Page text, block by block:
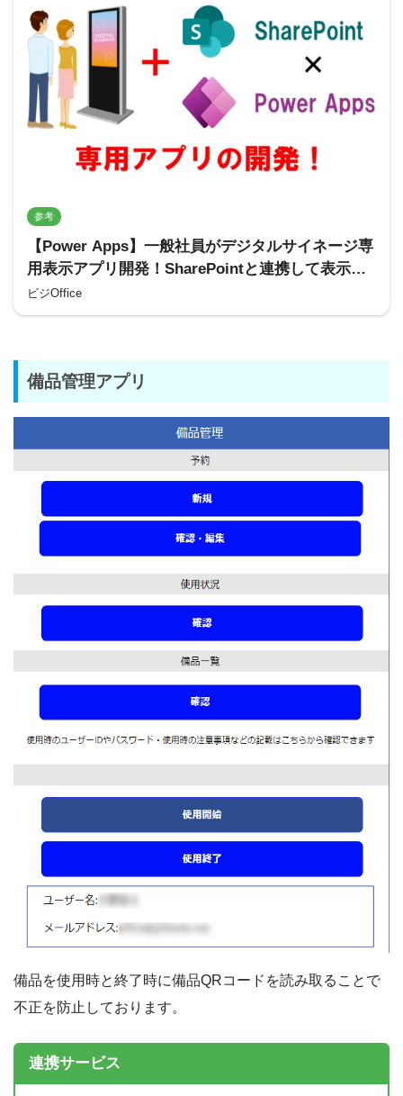
参考
【Power Apps】一般社員がデジタルサイネージ専
用表示アプリ開発！SharePointと連携して表示す
る画像を自動更新
ビジOffice
備品管理アプリ
備品を使用時と終了時に備品QRコードを読み取ることで
不正を防止しております。
連携サービス